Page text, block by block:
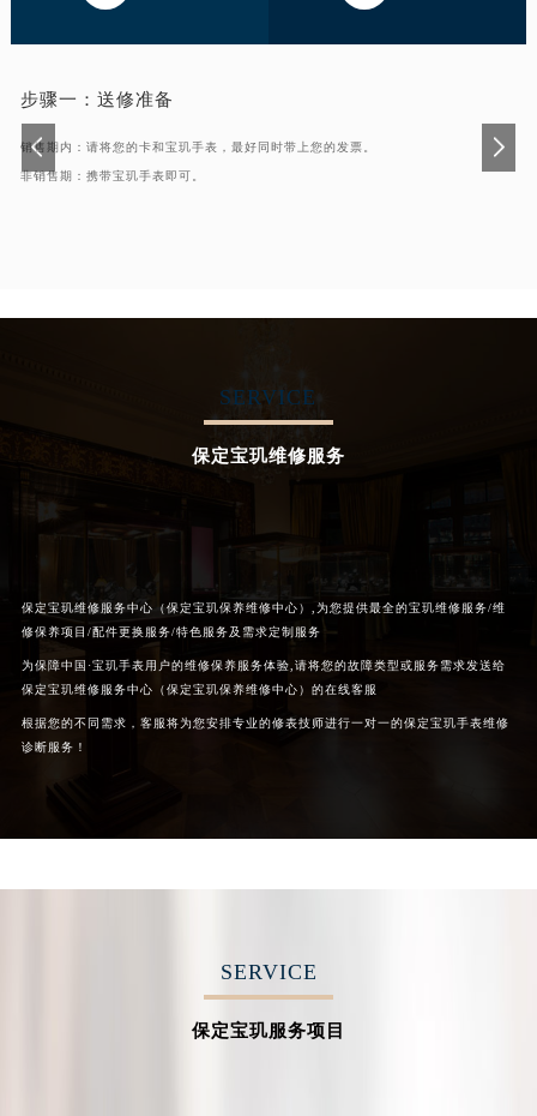
步骤一： 送修准备
销售期内：请将您的卡和宝玑手表，最好同时带上您的发票。
非销售期：携带宝玑手表即可。
SERVICE
保定宝玑维修服务
保定宝玑维修服务中心（保定宝玑保养维修中心）,为您提供最全的宝玑维修服务/维
修保养项目/配件更换服务/特色服务及需求定制服务
为保障中国·宝玑手表用户的维修保养服务体验,请将您的故障类型或服务需求发送给
保定宝玑维修服务中心（保定宝玑保养维修中心）的在线客服
根据您的不同需求，客服将为您安排专业的修表技师进行一对一的保定宝玑手表维修
诊断服务！
SERVICE
保定宝玑服务项目